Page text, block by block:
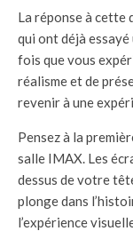
La réponse à cette
qui ont déjà
fois que vous
réalisme et de
revenir à une
Pensez à la
salle IMAX. Les
dessus de votre
plonge dans
l’expérience